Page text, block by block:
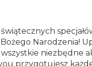
Narodzenia!
wszystkie niezbędne
przygotujesz